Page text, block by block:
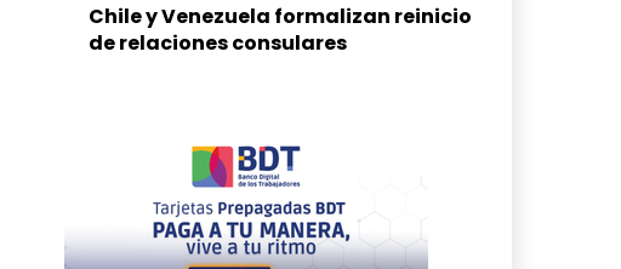
Chile y Venezuela formalizan reinicio
de relaciones consulares